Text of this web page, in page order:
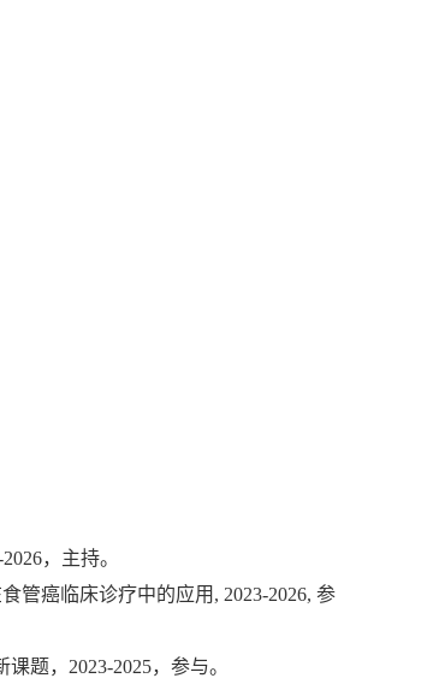
，主持。
管癌临床诊疗中的应用, 2023-2026, 参
题，2023-2025，参与。